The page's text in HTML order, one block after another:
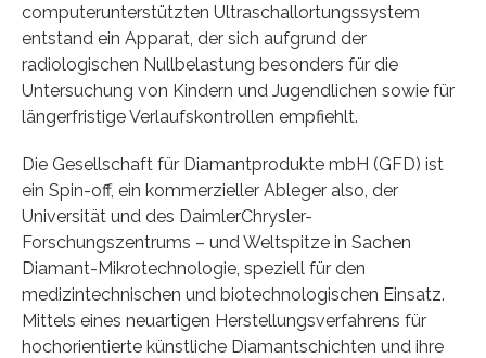
computerunterstützten Ultraschallortungssystem
entstand ein Apparat, der sich aufgrund der
radiologischen Nullbelastung besonders für die
Untersuchung von Kindern und Jugendlichen sowie für
längerfristige Verlaufskontrollen empfiehlt.
Die Gesellschaft für Diamantprodukte mbH (GFD) ist
ein Spin-off, ein kommerzieller Ableger also, der
Universität und des DaimlerChrysler-
Forschungszentrums – und Weltspitze in Sachen
Diamant-Mikrotechnologie, speziell für den
medizintechnischen und biotechnologischen Einsatz.
Mittels eines neuartigen Herstellungsverfahrens für
hochorientierte künstliche Diamantschichten und ihre